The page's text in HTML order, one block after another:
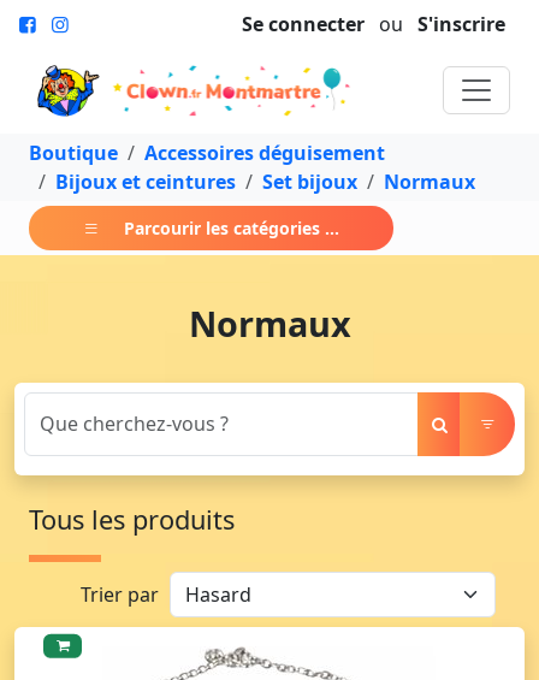
Se connecter ou S'inscrire
Boutique
Accessoires déguisement
Bijoux et ceintures
Set bijoux Normaux
Parcourir les catégories ...
Normaux
Tous les produits
Trier par